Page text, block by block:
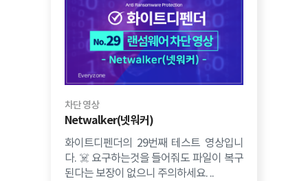
차단 영상
Netwalker(넷워커)
화이트디펜더의 29번째 테스트 영상입니
다. ☠️ 요구하는것을 들어줘도 파일이 복구
된다는 보장이 없으니 주의하세요. ..